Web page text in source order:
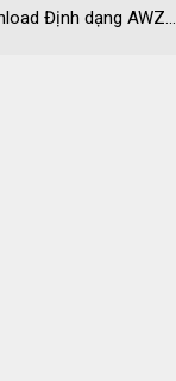
Định dạng AWZ...